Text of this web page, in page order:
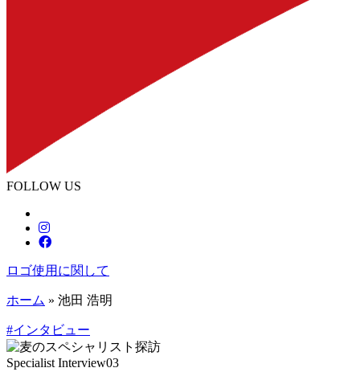
FOLLOW US
ロゴ使用に関して
ホーム » 池田 浩明
#インタビュー
Specialist Interview03